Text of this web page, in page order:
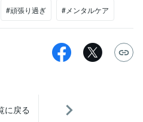
#頑張り過ぎ #メンタルケア
に戻る